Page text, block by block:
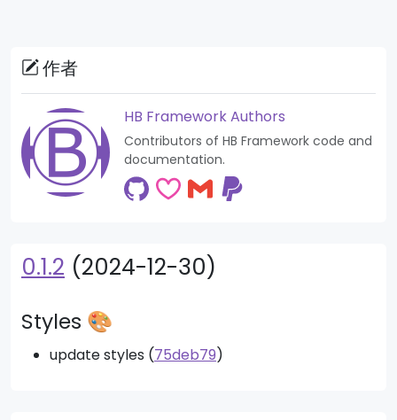
作者
HB Framework Authors
Contributors of HB Framework code and
documentation.
0.1.2 (2024-12-30)
Styles 🎨
update styles (75deb79)